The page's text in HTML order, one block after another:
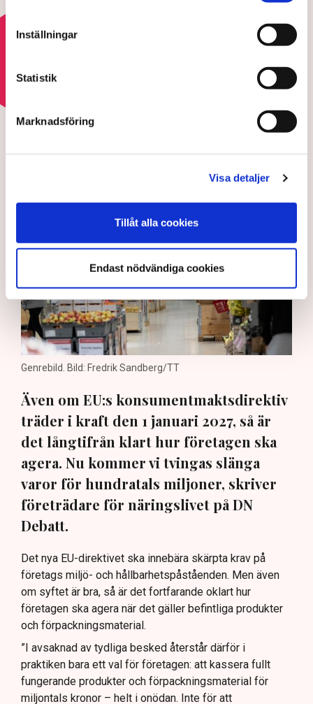
Inställningar
Statistik
Marknadsföring
Visa detaljer
Tillåt alla cookies
Endast nödvändiga cookies
Debatt: Då tvingas företagen
kassera fullt fungerande
Genrebild. Bild: Fredrik Sandberg/TT
Även om EU:s konsumentmaktsdirektiv
träder i kraft den 1 januari 2027, så är
det långtifrån klart hur företagen ska
agera. Nu kommer vi tvingas slänga
varor för hundratals miljoner, skriver
företrädare för näringslivet på DN
Debatt.
Det nya EU-direktivet ska innebära skärpta krav på
företags miljö- och hållbarhetspåståenden. Men även
om syftet är bra, så är det fortfarande oklart hur
företagen ska agera när det gäller befintliga produkter
och förpackningsmaterial.
”I avsaknad av tydliga besked återstår därför i
praktiken bara ett val för företagen: att kassera fullt
fungerande produkter och förpackningsmaterial för
miljontals kronor – helt i onödan. Inte för att